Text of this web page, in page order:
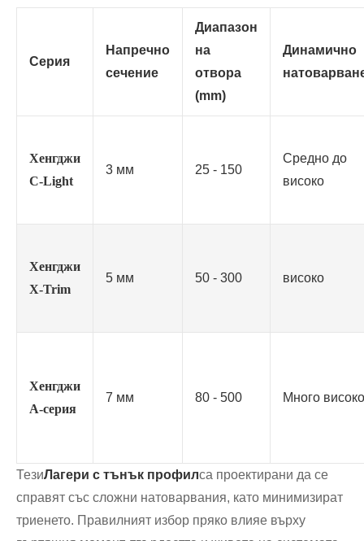
Серия
Напречно
сечение
Диапазон
на
отвора
(mm)
Динамично
Хенгджи
C-Light
3 мм 25 - 150
Средно до
високо
Хенгджи
X-Trim
5 мм 50 - 300 високо
Хенгджи
A-серия
7 мм 80 - 500 Много високо
ТезиЛагери с тънък профилса проектирани да се
справят със сложни натоварвания, като минимизират
триенето. Правилният избор пряко влияе върху